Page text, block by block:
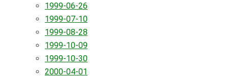
1999-06-26
1999-07-10
1999-08-28
1999-10-09
1999-10-30
2000-04-01